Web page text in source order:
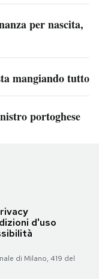
per nascita,
mangiando tutto
portoghese
d'uso
di Milano, 419 del